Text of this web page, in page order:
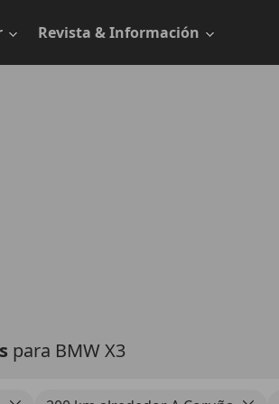
Revista & Información
para BMW X3